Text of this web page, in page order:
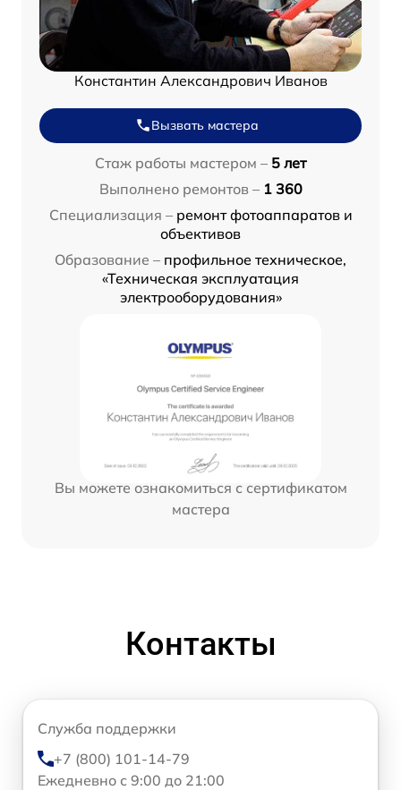
Константин Александрович Иванов
Вызвать мастера
Стаж работы мастером – 5 лет
Выполнено ремонтов – 1 360
Специализация – ремонт фотоаппаратов и
объективов
Образование – профильное техническое,
«Техническая эксплуатация
электрооборудования»
Вы можете ознакомиться с сертификатом
мастера
Контакты
Служба поддержки
+7 (800) 101-14-79
Ежедневно с 9:00 до 21:00